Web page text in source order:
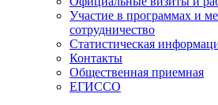
Участие в программах и
сотрудничество
Статистическая
Контакты
Общественная приемная
ЕГИССО